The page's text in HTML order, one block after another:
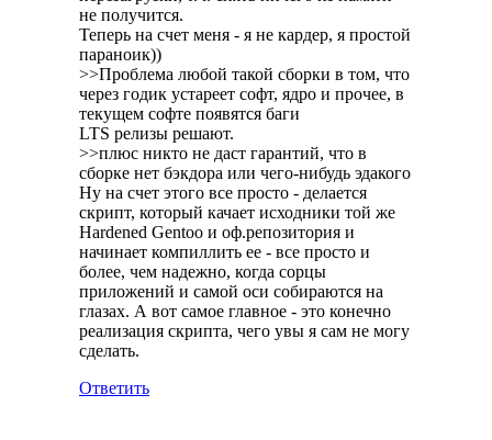
не получится.
Теперь на счет меня - я не кардер, я простой
параноик))
>>Проблема любой такой сборки в том, что
через годик устареет софт, ядро и прочее, в
текущем софте появятся баги
LTS релизы решают.
>>плюс никто не даст гарантий, что в
сборке нет бэкдора или чего-нибудь эдакого
Ну на счет этого все просто - делается
скрипт, который качает исходники той же
Hardened Gentoo и оф.репозитория и
начинает компиллить ее - все просто и
более, чем надежно, когда сорцы
приложений и самой оси собираются на
глазах. А вот самое главное - это конечно
реализация скрипта, чего увы я сам не могу
сделать.
Ответить